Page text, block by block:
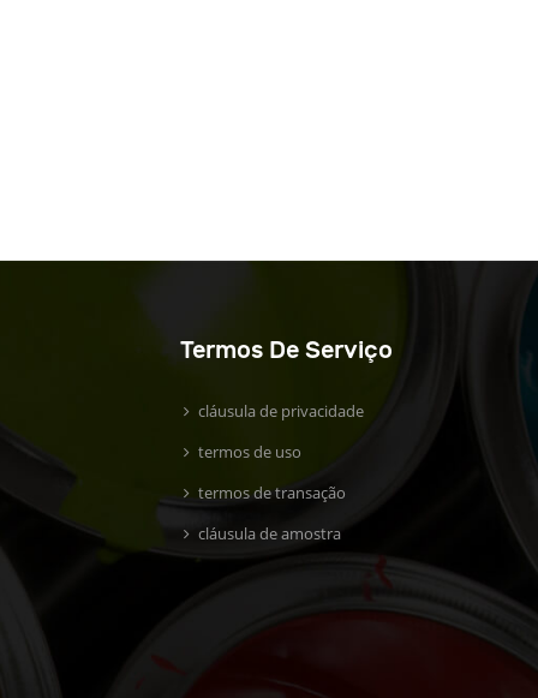
Termos De Serviço
cláusula de privacidade
termos de uso
termos de transação
cláusula de amostra